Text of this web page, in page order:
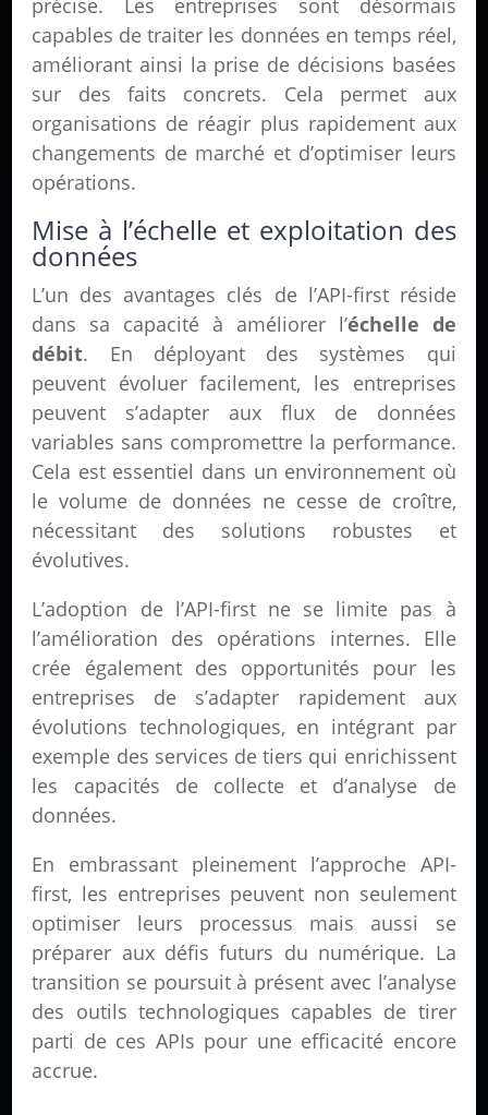
précise. Les entreprises sont désormais
capables de traiter les données en temps réel,
améliorant ainsi la prise de décisions basées
sur des faits concrets. Cela permet aux
organisations de réagir plus rapidement aux
changements de marché et d’optimiser leurs
opérations.
Mise à l’échelle et exploitation des
données
L’un des avantages clés de l’API-first réside
dans sa capacité à améliorer l’échelle de
débit. En déployant des systèmes qui
peuvent évoluer facilement, les entreprises
peuvent s’adapter aux flux de données
variables sans compromettre la performance.
Cela est essentiel dans un environnement où
le volume de données ne cesse de croître,
nécessitant des solutions robustes et
évolutives.
L’adoption de l’API-first ne se limite pas à
l’amélioration des opérations internes. Elle
crée également des opportunités pour les
entreprises de s’adapter rapidement aux
évolutions technologiques, en intégrant par
exemple des services de tiers qui enrichissent
les capacités de collecte et d’analyse de
données.
En embrassant pleinement l’approche API-
first, les entreprises peuvent non seulement
optimiser leurs processus mais aussi se
préparer aux défis futurs du numérique. La
transition se poursuit à présent avec l’analyse
des outils technologiques capables de tirer
parti de ces APIs pour une efficacité encore
accrue.